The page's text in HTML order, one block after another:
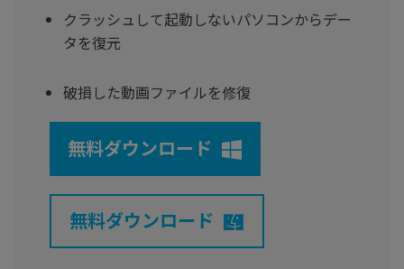
クラッシュして起動しないパソコンからデー
タを復元
破損した動画ファイルを修復
無料ダウンロード
無料ダウンロード